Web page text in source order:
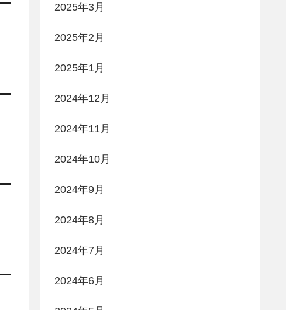
2025年3月
2025年2月
2025年1月
2024年12月
2024年11月
2024年10月
2024年9月
2024年8月
2024年7月
2024年6月